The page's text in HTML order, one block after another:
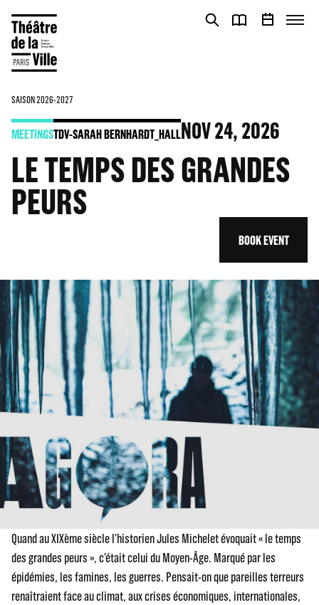
SAISON 2026-2027
MEETINGSTDV-SARAH BERNHARDT_HALLNOV24, 2026
LE TEMPS DES GRANDES
PEURS
BOOK EVENT
Quand au XIXème siècle l’historien Jules Michelet évoquait « le temps
des grandes peurs », c’était celui du Moyen-Âge. Marqué par les
épidémies, les famines, les guerres. Pensait-on que pareilles terreurs
renaîtraient face au climat, aux crises économiques, internationales,